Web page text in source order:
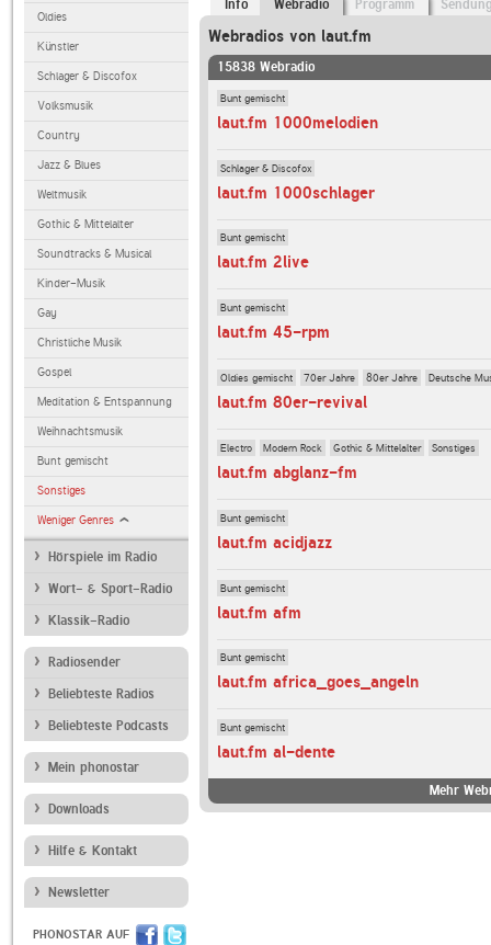
Oldies
Künstler
Schlager & Discofox
Volksmusik
Country
Jazz & Blues
Weltmusik
Gothic & Mittelalter
Soundtracks & Musical
Kinder-Musik
Gay
Christliche Musik
Gospel
Meditation & Entspannung
Weihnachtsmusik
Bunt gemischt
Sonstiges
Weniger Genres
Hörspiele im Radio
Wort- & Sport-Radio
Klassik-Radio
Radiosender
Beliebteste Radios
Beliebteste Podcasts
Mein phonostar
Downloads
Hilfe & Kontakt
Newsletter
PHONOSTAR AUF
Info Webradio Programm
Webradios von laut.fm
15838 Webradio
Bunt gemischt
laut.fm 1000melodien
Schlager & Discofox
laut.fm 1000schlager
Bunt gemischt
laut.fm 2live
Bunt gemischt
laut.fm 45-rpm
Oldies gemischt 70er Jahre 80er Jahre Deutsche
laut.fm 80er-revival
Electro Modern Rock Gothic & Mittelalter Sonstiges
laut.fm abglanz-fm
Bunt gemischt
laut.fm acidjazz
Bunt gemischt
laut.fm afm
Bunt gemischt
laut.fm africa_goes_angeln
Bunt gemischt
laut.fm al-dente
Mehr